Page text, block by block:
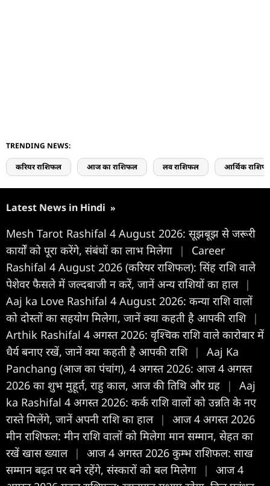
TRENDING NEWS:
करियर राशिफल आज का राशिफल लव राशिफल आर्थिक
Latest News in Hindi »
Mesh Tarot Rashifal 4 August 2026: सूझबूझ से जरूरी
कार्यों को पूरा करेंगे, संबंधों का लाभ मिलेगा
|
Career
Rashifal 4 August 2026 (करियर राशिफल): सिंह राशि वाले
पेशेवर फैसले में जल्दबाजी न करें, जानें अन्य राशियों का हाल |
Aaj ka Love Rashifal 4 August 2026: कन्या राशि वालों
को दोस्तों का सहयोग मिलेगा, जानें क्या कहती है आपकी राशि |
Arthik Rashifal 4 अगस्त 2026: वृश्चिक राशि वाले कारोबार में
धैर्य बनाए रखें, जानें क्या कहती है आपकी राशि |
Aaj Ka
Panchang (आज का पंचांग), 4 अगस्त 2026: आज 4 अगस्त
2026 का शुभ मुहूर्त, राहु काल, आज की तिथि और ग्रह
|
Aaj
ka Rashifal 4 अगस्त 2026: कर्क राशि वालों को उन्नति के नए
रास्ते मिलेंगे, जानें अपनी राशि का हाल |
आज 4 अगस्त 2026
मीन राशिफल: मीन राशि वालों को मिलेगा मान सम्मान, सेहत का
रखें खास ख्याल |
आज 4 अगस्त 2026 कुम्भ राशिफल: साख
सम्मान बढ़त पर बने रहेंगे, संस्कारों को बल मिलेगा
|
आज 4